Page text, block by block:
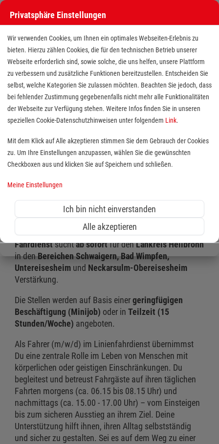
Fahrer (m/w/d) Fahrdienst für
Menschen mit Einschränkung
Standort(e):Bad Wimpfen
Unterstützung benötigen? Möchtest Du einen Job,
der mehr ist als nur stumpfe Arbeit und bei dem Du
täglich viel Sinnstiftendes bewegen kannst?
Dann bist Du bei uns genau richtig! DerMalteser
Fahrdienstsuchtab sofortfür denLankreis Heilbronn
in denBereichen Schwaigern, Bad Wimpfen,
Untereisesheim und Neckarsulm-Obereisesheim
Verstärkung.
Die Stellen werden auf Basis einergeringfügigen
Beschäftigung (Minijob) oder in Teilzeit (15
Stunden/Woche) angeboten.
Als Fahrer (m/w/d) im Linienfahrdienst übernimmst
Du eine zentrale Rolle im Leben von Menschen mit
körperlichen oder geistigen Einschränkungen. Du
begleitest und betreust Fahrgäste auf ihren täglichen
Fahrten morgens (ca. 06.15 bis 08.15 Uhr) und
nachmittags (ca. 15.00 - 17.00 Uhr) – vom Einsteigen
bis zum sicheren Ausstieg an ihrem Ziel. Deine
Unterstützung hilft ihnen, ihren Alltag selbstständig
und sicher zu gestalten. Sei es auf dem Weg zu einer
Privatsphäre Einstellungen
Wir verwenden Cookies, um Ihnen ein optimales Webseiten-Erlebnis zu
bieten. Hierzu zählen Cookies, die für den technischen Betrieb unserer
Webseite erforderlich sind, sowie solche, die uns helfen, unsere Plattform
zu verbessern und zusätzliche Funktionen bereitzustellen. Entscheiden Sie
selbst, welche Kategorien Sie zulassen möchten. Beachten Sie jedoch, dass
bei fehlender Zustimmung gegebenenfalls nicht mehr alle Funktionalitäten
der Webseite zur Verfügung stehen. Weitere Infos finden Sie in unseren
speziellen Cookie-Datenschutzhinweisen unter folgendem Link.
Mit dem Klick auf Alle akzeptieren stimmen Sie dem Gebrauch der Cookies
zu. Um Ihre Einstellungen anzupassen, wählen Sie die gewünschten
Checkboxen aus und klicken Sie auf Speichern und schließen.
Meine Einstellungen
Ich bin nicht einverstanden
Alle akzeptieren